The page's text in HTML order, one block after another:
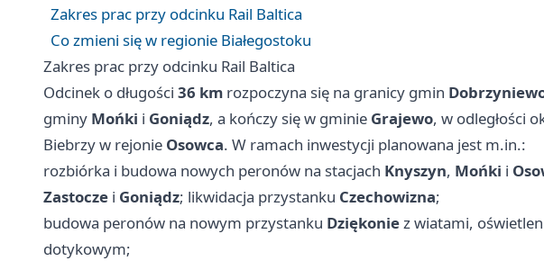
Zakres prac przy odcinku Rail Baltica
Co zmieni się w regionie Białegostoku
Zakres prac przy odcinku Rail Baltica
Odcinek o długości 36 km rozpoczyna się na granicy gmin
gminy Mońki i Goniądz, a kończy się w gminie Grajewo, w odległości
Biebrzy w rejonie Osowca. W ramach inwestycji planowana jest m.in.:
rozbiórka i budowa nowych peronów na stacjach Knyszyn, Mońki i
Zastocze i Goniądz; likwidacja przystanku Czechowizna;
budowa peronów na nowym przystanku Dziękoniez wiatami,
dotykowym;